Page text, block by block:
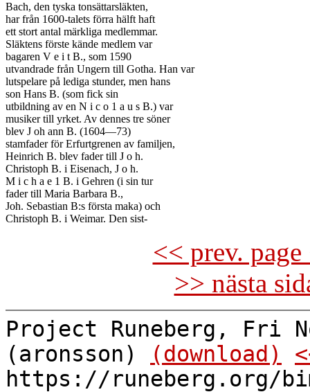
Bach, den tyska tonsättarsläkten,
har från 1600-talets förra hälft haft
ett stort antal märkliga medlemmar.
Släktens förste kände medlem var
bagaren V e i t B., som 1590
utvandrade från Ungern till Gotha. Han var
lutspelare på lediga stunder, men hans
son Hans B. (som fick sin
utbildning av en N i c o 1 a u s B.) var
musiker till yrket. Av dennes tre söner
blev J oh ann B. (1604—73)
stamfader för Erfurtgrenen av familjen,
Heinrich B. blev fader till J o h.
Christoph B. i Eisenach, J o h.
M i c h a e 1 B. i Gehren (i sin tur
fader till Maria Barbara B.,
Joh. Sebastian B:s första maka) och
<< prev.
>> nästa
Project Runeberg, Fri
(aronsson)
(download)
https://runeberg.org/